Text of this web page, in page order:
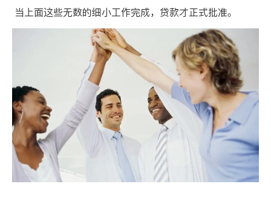
当上面这些无数的细小工作完成，贷款才正式批准。